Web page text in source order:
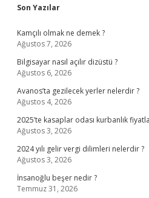
Sidebar
Son Yazılar
Kamçılı olmak ne demek ?
Ağustos 7, 2026
Bilgisayar nasıl açılır dizüstü ?
Ağustos 6, 2026
Avanos’ta gezilecek yerler nelerdir ?
Ağustos 4, 2026
2025’te kasaplar odası kurbanlık
Ağustos 3, 2026
2024 yılı gelir vergi dilimleri nelerdir ?
Ağustos 3, 2026
İnsanoğlu beşer nedir ?
Temmuz 31, 2026